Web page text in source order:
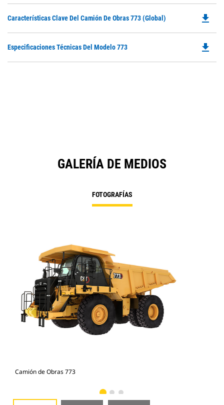
a
Características Clave Del Camión De Obras 773 (Global)
a
file_download
Especificaciones Técnicas Del Modelo 773 file_download
GALERÍA DE MEDIOS
FOTOGRAFÍAS
Camión de Obras 773